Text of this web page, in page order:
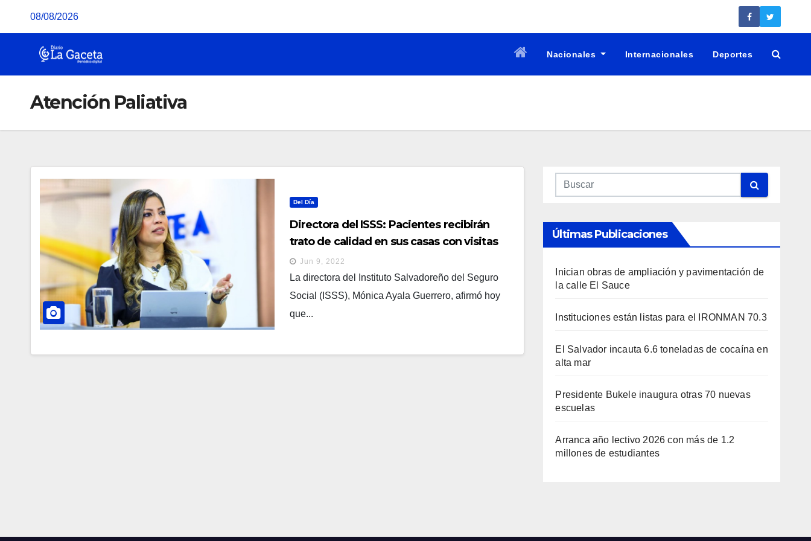
08/08/2026
Nacionales Internacionales Deportes
Atención Paliativa
Del Día
Directora del ISSS: Pacientes recibirán
trato de calidad en sus casas con visitas
domiciliar
Jun 9, 2022
La directora del Instituto Salvadoreño del Seguro
Social (ISSS), Mónica Ayala Guerrero, afirmó hoy
que...
Últimas Publicaciones
Inician obras de ampliación y pavimentación de
la calle El Sauce
Instituciones están listas para el IRONMAN 70.3
El Salvador incauta 6.6 toneladas de cocaína en
alta mar
Presidente Bukele inaugura otras 70 nuevas
escuelas
Arranca año lectivo 2026 con más de 1.2
millones de estudiantes